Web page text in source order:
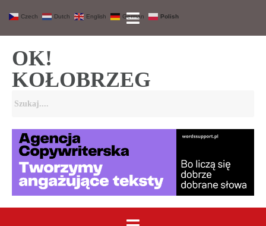
OK!
KOŁOBRZEG
Czech Dutch English German Polish